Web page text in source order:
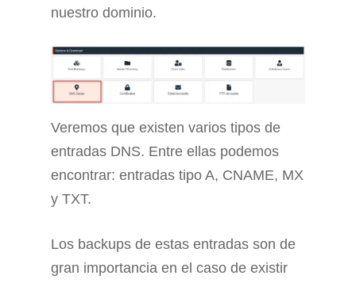
nuestro dominio.
Veremos que existen varios tipos de
entradas DNS. Entre ellas podemos
encontrar: entradas tipo A, CNAME, MX
y TXT.
Los backups de estas entradas son de
gran importancia en el caso de existir